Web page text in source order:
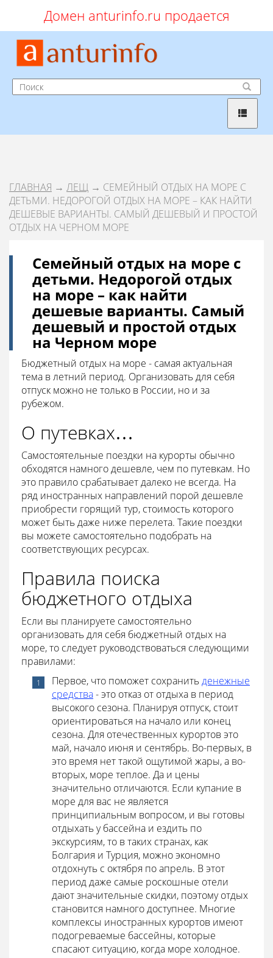
Домен anturinfo.ru продается
ГЛАВНАЯ → ЛЕЩ → СЕМЕЙНЫЙ ОТДЫХ НА МОРЕ С
ДЕТЬМИ. НЕДОРОГОЙ ОТДЫХ НА МОРЕ – КАК НАЙТИ
ДЕШЕВЫЕ ВАРИАНТЫ. САМЫЙ ДЕШЕВЫЙ И ПРОСТОЙ
ОТДЫХ НА ЧЕРНОМ МОРЕ
Семейный отдых на море с
детьми. Недорогой отдых
на море – как найти
дешевые варианты. Самый
дешевый и простой отдых
на Черном море
Бюджетный отдых на море - самая актуальная
тема в летний период. Организовать для себя
отпуск можно не только в России, но и за
рубежом.
О путевках…
Самостоятельные поездки на курорты обычно
обходятся намного дешевле, чем по путевкам. Но
это правило срабатывает далеко не всегда. На
ряд иностранных направлений порой дешевле
приобрести горящий тур, стоимость которого
может быть даже ниже перелета. Такие поездки
вы можете самостоятельно подобрать на
соответствующих ресурсах.
Правила поиска
бюджетного отдыха
Если вы планируете самостоятельно
организовать для себя бюджетный отдых на
море, то следует руководствоваться следующими
правилами:
Первое, что поможет сохранитьденежные
средства- это отказ от отдыха в период
высокого сезона. Планируя отпуск, стоит
ориентироваться на начало или конец
сезона. Для отечественных курортов это
май, начало июня и сентябрь. Во-первых, в
это время нет такой ощутимой жары, а во-
вторых, море теплое. Да и цены
значительно отличаются. Если купание в
море для вас не является
принципиальным вопросом, и вы готовы
отдыхать у бассейна и ездить по
экскурсиям, то в таких странах, как
Болгария и Турция, можно экономно
отдохнуть с октября по апрель. В этот
период даже самые роскошные отели
дают значительные скидки, поэтому отдых
становится намного доступнее. Многие
комплексы иностранных курортов имеют
подогреваемые бассейны, которые
спасают ситуацию, когда море холодное.